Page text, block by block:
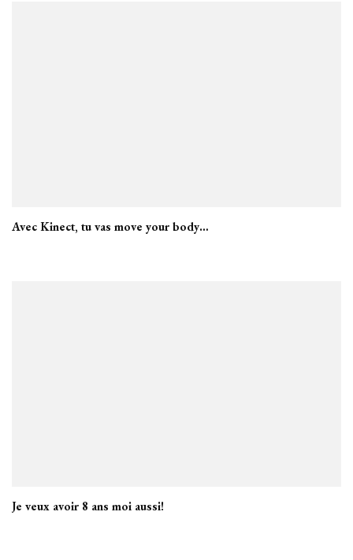
Avec Kinect, tu vas move your body…
Je veux avoir 8 ans moi aussi!